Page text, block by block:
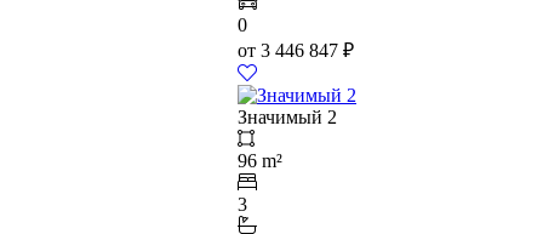
0
от 3 446 847 ₽
Значимый 2
96 m²
3